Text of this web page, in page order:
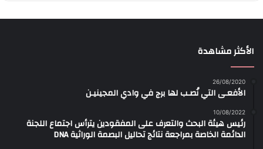
الأكثر مشاهدة
26/08/2020
الأفعـى التي نُصـب لها برج في وادي المجينيـن
10/08/2022
رئيس هيئة البحث والتعرف على المفقودين يترأس اجتماع اللجنة
الدائمة الخاصة بمراجعة نتائج تحاليل البصمة الوراثية DNA